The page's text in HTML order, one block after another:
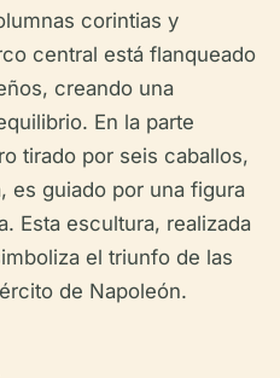
corintias y
central está flanqueado
creando una
En la parte
tirado por seis caballos,
es guiado por una figura
Esta escultura, realizada
el triunfo de las
de Napoleón.